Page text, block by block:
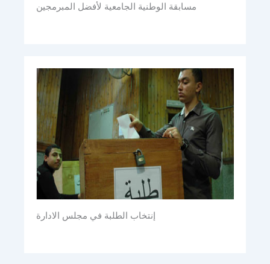
مسابقة الوطنية الجامعية لأفضل المبرمجين
إنتخاب الطلبة في مجلس الادارة